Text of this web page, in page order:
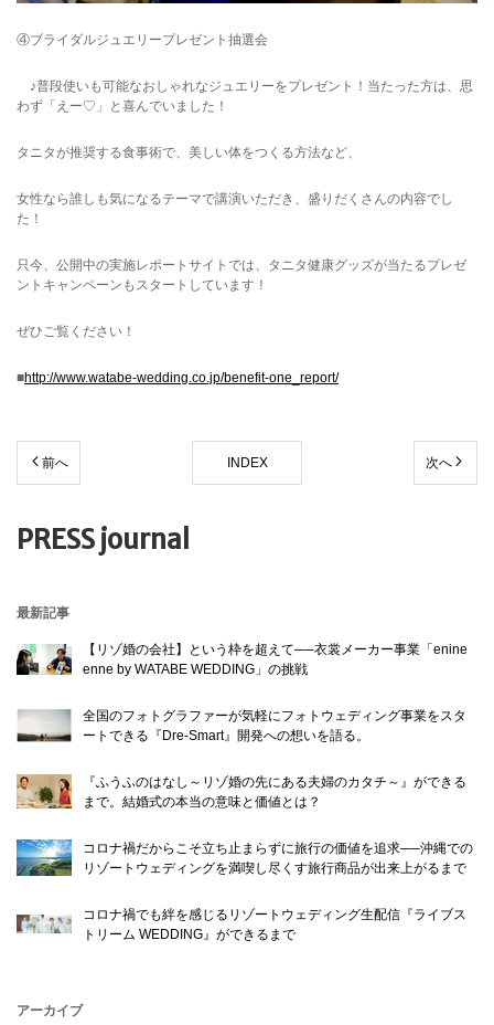
④ブライダルジュエリープレゼント抽選会
♪普段使いも可能なおしゃれなジュエリーをプレゼント！当たった方は、思
わず「えー♡」と喜んでいました！
タニタが推奨する食事術で、美しい体をつくる方法など、
女性なら誰しも気になるテーマで講演いただき、盛りだくさんの内容でし
た！
只今、公開中の実施レポートサイトでは、タニタ健康グッズが当たるプレゼ
ントキャンペーンもスタートしています！
ぜひご覧ください！
■http://www.watabe-wedding.co.jp/benefit-one_report/
前へ 次へ
INDEX
PRESS journal
最新記事
【リゾ婚の会社】という枠を超えて──衣裳メーカー事業「enine
enne by WATABE WEDDING」の挑戦
全国のフォトグラファーが気軽にフォトウェディング事業をスタ
ートできる『Dre-Smart』開発への想いを語る。
『ふうふのはなし～リゾ婚の先にある夫婦のカタチ～』ができる
まで。結婚式の本当の意味と価値とは？
コロナ禍だからこそ立ち止まらずに旅行の価値を追求──沖縄での
リゾートウェディングを満喫し尽くす旅行商品が出来上がるまで
コロナ禍でも絆を感じるリゾートウェディング生配信『ライブス
トリーム WEDDING』ができるまで
アーカイブ